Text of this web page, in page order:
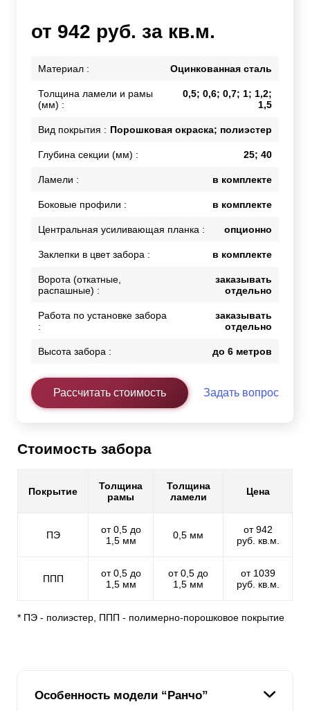
от 942 руб. за кв.м.
Материал : Оцинкованная сталь
Толщина ламели и рамы
(мм) :
0,5; 0,6; 0,7; 1; 1,2;
1,5
Вид покрытия : Порошковая окраска; полиэстер
Глубина секции (мм) : 25; 40
Ламели : в комплекте
Боковые профили : в комплекте
Центральная усиливающая планка : опционно
Заклепки в цвет забора : в комплекте
Ворота (откатные,
распашные) :
заказывать
отдельно
Работа по установке забора
:
заказывать
отдельно
Высота забора : до 6 метров
Рассчитать стоимость Задать вопрос
Стоимость забора
Покрытие
Толщина
рамы
Толщина
ламели
Цена
ПЭ
от 0,5 до
1,5 мм
0,5 мм
от 942
руб. кв.м.
ППП
от 0,5 до
1,5 мм
от 0,5 до
1,5 мм
от 1039
руб. кв.м.
* ПЭ - полиэстер, ППП - полимерно-порошковое покрытие
Особенность модели “Ранчо”